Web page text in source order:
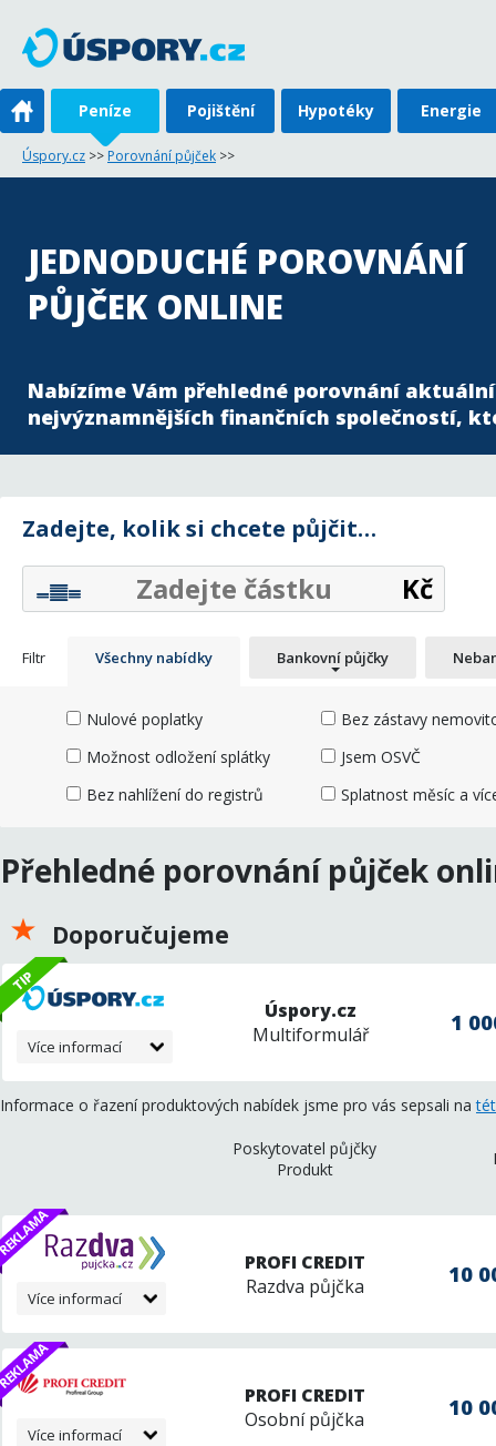
Peníze Pojištění Hypotéky Energie
Úspory.cz >> Porovnání půjček >>
JEDNODUCHÉ POROVNÁNÍ
PŮJČEK ONLINE
Nabízíme Vám přehledné porovnání
nejvýznamnějších finančních společností,
Zadejte, kolik si chcete půjčit…
Kč
Filtr Všechny nabídky Bankovní půjčky
Nulové poplatky
Bez zástavy
Možnost odložení splátky
Jsem OSVČ
Bez nahlížení do registrů
Splatnost měsíc a
Přehledné porovnání půjček
Doporučujeme
Více informací
Úspory.cz
Multiformulář
1
Informace o řazení produktových nabídek jsme pro vás sepsali na
Poskytovatel půjčky
Produkt
Více informací
PROFI CREDIT
Razdva půjčka
10
Více informací
PROFI CREDIT
Osobní půjčka
10